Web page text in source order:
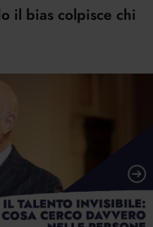
il bias colpisce chi